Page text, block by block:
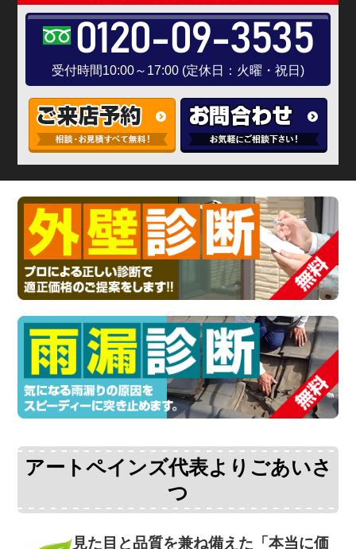
0120-09-3535
受付時間10:00～17:00 (定休日：火曜・祝日)
アートペインズ代表よりごあいさ
つ
見た目と品質を兼ね備えた 「本当に価